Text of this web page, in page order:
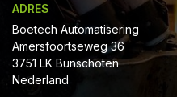
ADRES
Boetech Automatisering
Amersfoortseweg 36
3751 LK Bunschoten
Nederland